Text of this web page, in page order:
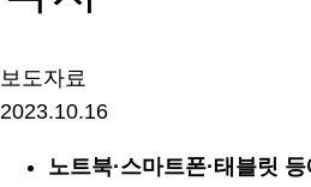
보도자료
2023.10.16
노트북·스마트폰·태블릿